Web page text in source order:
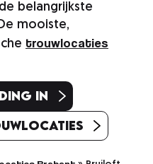
belangrijkste
mooiste,
trouwlocaties
in